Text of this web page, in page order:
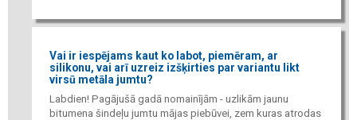
Vai ir iespējams kaut ko labot, piemēram, ar
silikonu, vai arī uzreiz izšķirties par variantu likt
virsū metāla jumtu?
Labdien! Pagājušā gadā nomainījām - uzlikām jaunu
bitumena šindeļu jumtu mājas piebūvei, zem kuras atrodas